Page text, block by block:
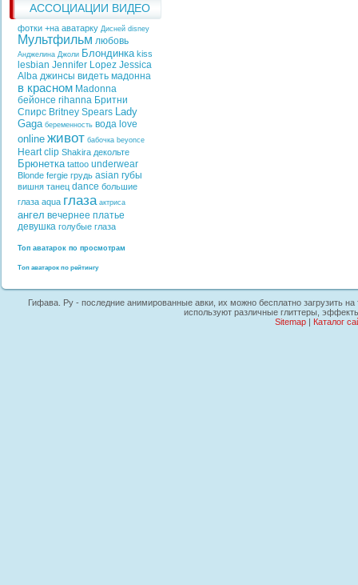
АССОЦИАЦИИ ВИДЕО
фотки +на аватарку Дисней disney
Мультфильм любовь
Анджелина Джоли Блондинка kiss
lesbian Jennifer Lopez Jessica
Alba джинсы видеть мадонна
в красном Madonna
бейонсе rihanna Бритни
Спирс Britney Spears Lady
Gaga беременность вода love
online живот бабочка beyonce
Heart clip Shakira декольте
Брюнетка tattoo underwear
Blonde fergie грудь asian губы
вишня танец dance большие
глаза aqua глаза актриса
ангел вечернее платье
девушка голубые глаза
Топ аватарок по просмотрам
Топ аватарок по рейтингу
Гифава. Ру - последние анимированные авки, их можно бесплатно загрузить
используют различные глиттеры,
Sitemap| Каталог